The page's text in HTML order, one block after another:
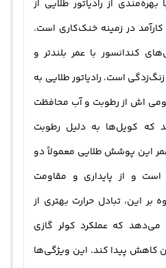
بهره‌مندی از رادیاتور طلایی از
در زمینه خنک‌کاری است.
کندانسور با عمر بلندتر و
است. رادیاتور طلایی به
اش از رطوبت و آب محافظت
که کویل‌ها به دلیل رطوبت
این پوشش طلایی معمولاً دو
است و از پایداری و مقاومت
بر این، تبادل حرارت بهتری از
می‌دهد که عملکرد کولر گازی
کاهش پیدا کند. این ویژگی‌ها